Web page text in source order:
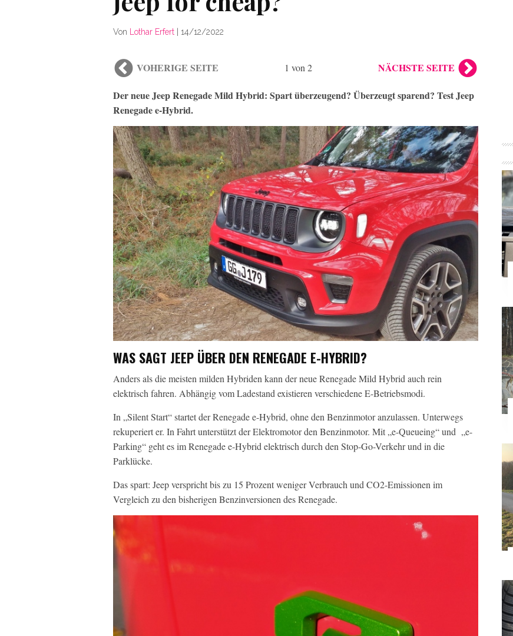
Von Lothar Erfert 14/12/2022
VOHERIGE SEITE 1 von 2 NÄCHSTE SEITE
Der neue Jeep Renegade Mild Hybrid: Spart überzeugend? Überzeugt sparend? Test Jeep
Renegade e-Hybrid.
WAS SAGT JEEP ÜBER DEN RENEGADE E-HYBRID?
Anders als die meisten milden Hybriden kann der neue Renegade Mild Hybrid auch rein
elektrisch fahren. Abhängig vom Ladestand existieren verschiedene E-Betriebsmodi.
In „Silent Start“ startet der Renegade e-Hybrid, ohne den Benzinmotor anzulassen. Unterwegs
rekuperiert er. In Fahrt unterstützt der Elektromotor den Benzinmotor. Mit „e-Queueing“ und „e-
Parking“ geht es im Renegade e-Hybrid elektrisch durch den Stop-Go-Verkehr und in die
Parklücke.
Das spart: Jeep verspricht bis zu 15 Prozent weniger Verbrauch und CO2-Emissionen im
Vergleich zu den bisherigen Benzinversionen des Renegade.